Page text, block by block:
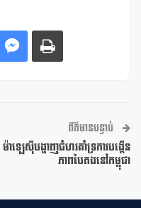
ព័ត៌មានបន្ទាប់
ម៉ាឡេស៊ីបង្ហាញជំហរគាំទ្រការបង្កើន
ភាពបៃតងនៅកម្ពុជា